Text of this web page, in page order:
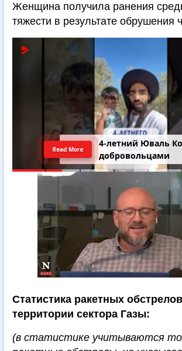
Женщина получила ранения
тяжести в результате обрушения
4-летний Юваль
добровольцами
Read More
Статистика ракетных
территории сектора Газы:
(в статистике учитываются